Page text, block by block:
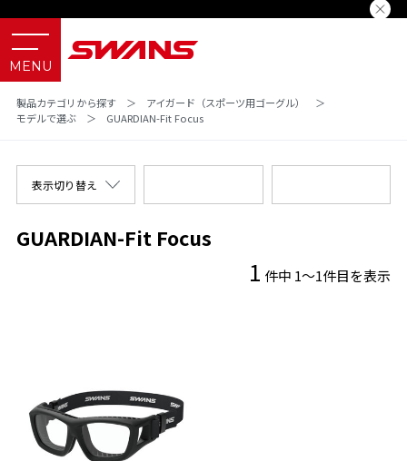
製品カテゴリから探す ＞ アイガード（スポーツ用ゴーグル）
＞
モデルで選ぶ
＞ GUARDIAN-Fit Focus
GUARDIAN-Fit Focus
1 件中 1～1件目を表示
表示切り替え